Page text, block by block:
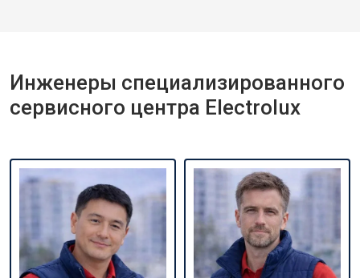
Инженеры специализированного
сервисного центра Electrolux